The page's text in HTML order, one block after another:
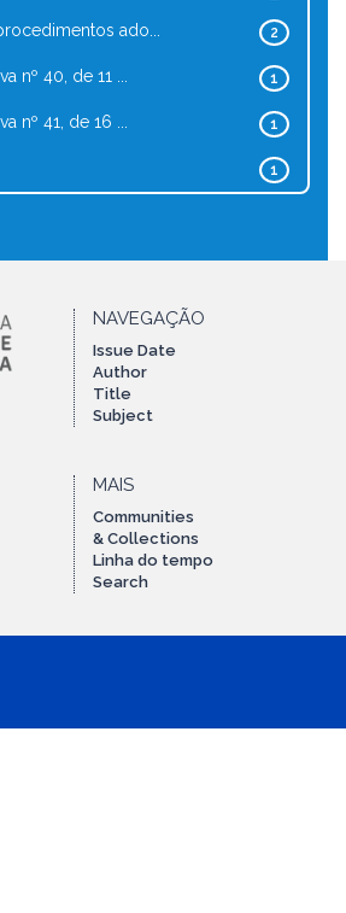
2
ado...
1
nº 40, de 11 ...
1
nº 41, de 16 ...
1
NAVEGAÇÃO
Issue Date
Author
Title
Subject
MAIS
Communities
& Collections
Linha do tempo
Search